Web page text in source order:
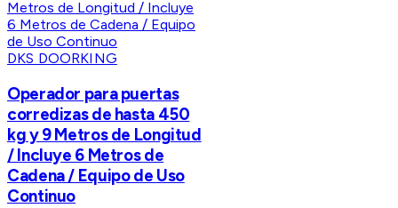
DKS DOORKING
Operador para puertas
corredizas de hasta 450
kg y 9 Metros de Longitud
/ Incluye 6 Metros de
Cadena / Equipo de Uso
Continuo